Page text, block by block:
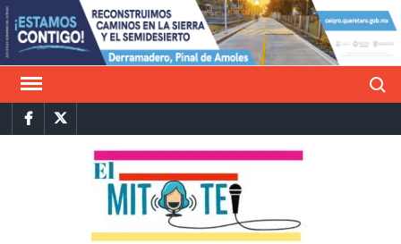
Saltar
al
contenido
FacebookTwitter